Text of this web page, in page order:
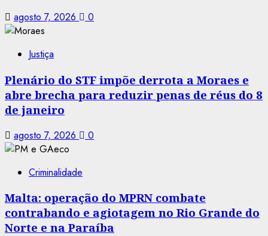
agosto 7, 2026 0
Justiça
Plenário do STF impõe derrota a Moraes e
abre brecha para reduzir penas de réus do 8
de janeiro
agosto 7, 2026 0
Criminalidade
Malta: operação do MPRN combate
contrabando e agiotagem no Rio Grande do
Norte e na Paraíba